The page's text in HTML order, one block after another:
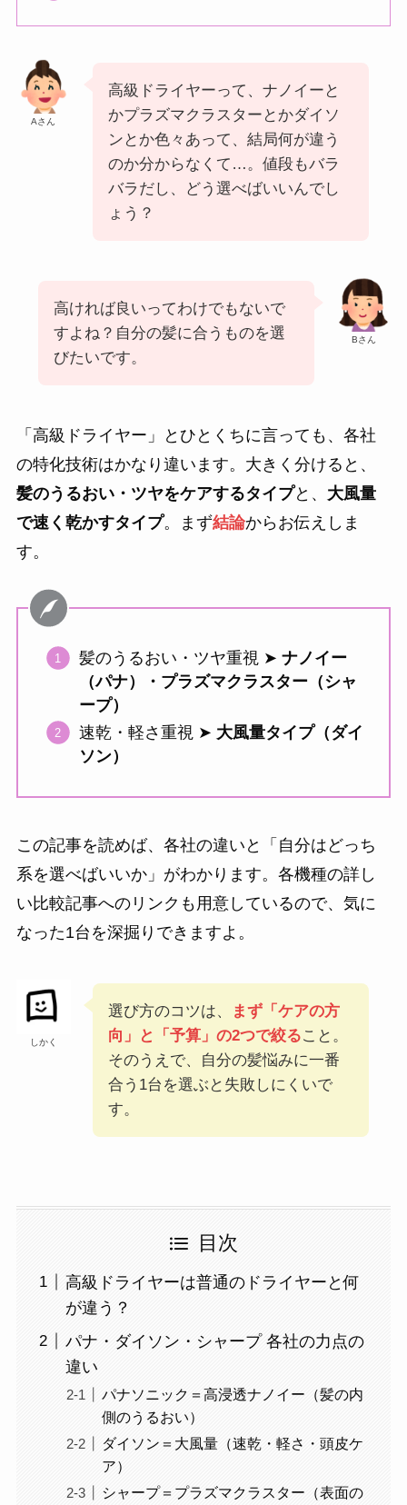
Aさん
高級ドライヤーって、ナノイーと
かプラズマクラスターとかダイソ
ンとか色々あって、結局何が違う
のか分からなくて…。値段もバラ
バラだし、どう選べばいいんでし
ょう？
Bさん
高ければ良いってわけでもないで
すよね？自分の髪に合うものを選
びたいです。
「高級ドライヤー」とひとくちに言っても、各社
の特化技術はかなり違います。大きく分けると、
髪のうるおい・ツヤをケアするタイプと、 大風量
で速く乾かすタイプ。まず結論からお伝えしま
す。
髪のうるおい・ツヤ重視 ➤ナノイー
（パナ）・プラズマクラスター（シャ
ープ）
速乾・軽さ重視 ➤ 大風量タイプ（ダイ
ソン）
この記事を読めば、各社の違いと「自分はどっち
系を選べばいいか」がわかります。各機種の詳し
い比較記事へのリンクも用意しているので、気に
なった1台を深掘りできますよ。
しかく
選び方のコツは、
まず「ケアの方
向」と「予算」の2つで絞ること。
そのうえで、自分の髪悩みに一番
合う1台を選ぶと失敗しにくいで
す。
目次
高級ドライヤーは普通のドライヤーと何
が違う？
パナ・ダイソン・シャープ 各社の力点の
違い
パナソニック＝高浸透ナノイー（髪の内
側のうるおい）
ダイソン＝大風量（速乾・軽さ・頭皮ケ
ア）
シャープ＝プラズマクラスター（表面の